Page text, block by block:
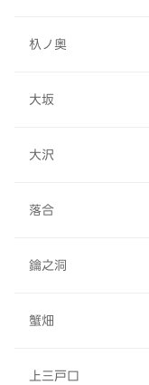
杁ノ奥
大坂
大沢
落合
鑰之洞
蟹畑
上三戸口